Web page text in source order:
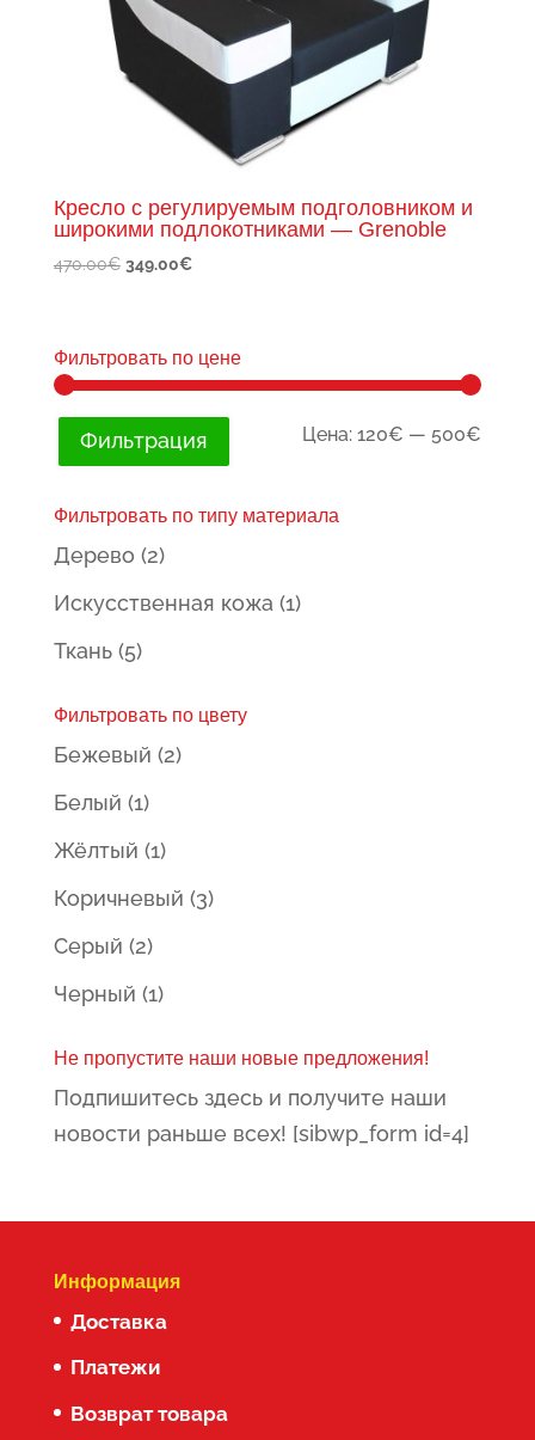
Кресло с регулируемым подголовником и
широкими подлокотниками — Grenoble
470.00€ Первоначальная
349.00€Текущая
Фильтровать по цене
Фильтрация Цена:120€ — 500€
Фильтровать по типу материала
Дерево (2)
Искусственная кожа (1)
Ткань (5)
Фильтровать по цвету
Бежевый (2)
Белый (1)
Жёлтый (1)
Коричневый (3)
Серый (2)
Черный (1)
Не пропустите наши новые предложения!
Подпишитесь здесь и получите наши
новости раньше всех! [sibwp_form id=4]
Информация
Доставка
Платежи
Возврат товара